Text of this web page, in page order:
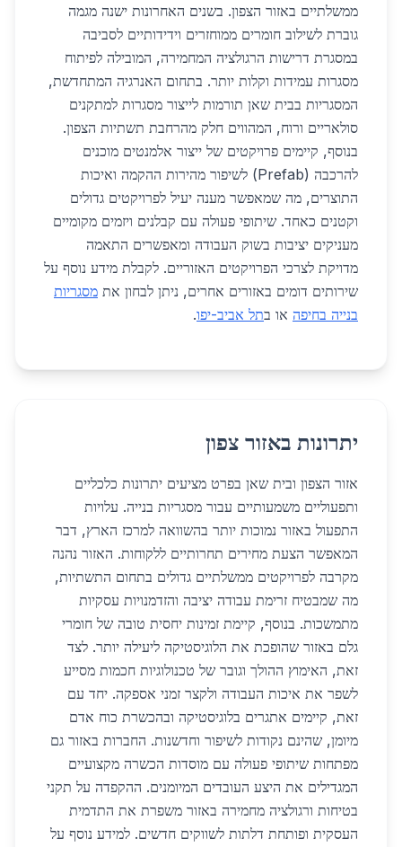
ממשלתיים באזור הצפון. בשנים האחרונות ישנה מגמה
גוברת לשילוב חומרים ממוחזרים וידידותיים לסביבה
במסגרת דרישות הרגולציה המחמירה, המובילה לפיתוח
מסגרות עמידות וקלות יותר. בתחום האנרגיה המתחדשת,
המסגריות בבית שאן תורמות לייצור מסגרות למתקנים
סולאריים ורוח, המהווים חלק מהרחבת תשתיות הצפון.
בנוסף, קיימים פרויקטים של ייצור אלמנטים מוכנים
להרכבה (Prefab) לשיפור מהירות ההקמה ואיכות
התוצרים, מה שמאפשר מענה יעיל לפרויקטים גדולים
וקטנים כאחד. שיתופי פעולה עם קבלנים ויזמים מקומיים
מעניקים יציבות בשוק העבודה ומאפשרים התאמה
מדויקת לצרכי הפרויקטים האזוריים. לקבלת מידע נוסף על
שירותים דומים באזורים אחרים, ניתן לבחון את מסגריות
בנייה בחיפה או בתל אביב-יפו.
יתרונות באזור צפון
אזור הצפון ובית שאן בפרט מציעים יתרונות כלכליים
ותפעוליים משמעותיים עבור מסגריות בנייה. עלויות
התפעול באזור נמוכות יותר בהשוואה למרכז הארץ, דבר
המאפשר הצעת מחירים תחרותיים ללקוחות. האזור נהנה
מקרבה לפרויקטים ממשלתיים גדולים בתחום התשתיות,
מה שמבטיח זרימת עבודה יציבה והזדמנויות עסקיות
מתמשכות. בנוסף, קיימת זמינות יחסית טובה של חומרי
גלם באזור שהופכת את הלוגיסטיקה ליעילה יותר. לצד
זאת, האימוץ ההולך וגובר של טכנולוגיות חכמות מסייע
לשפר את איכות העבודה ולקצר זמני אספקה. יחד עם
זאת, קיימים אתגרים בלוגיסטיקה ובהכשרת כוח אדם
מיומן, שהינם נקודות לשיפור וחדשנות. החברות באזור גם
מפתחות שיתופי פעולה עם מוסדות הכשרה מקצועיים
המגדילים את היצע העובדים המיומנים. ההקפדה על תקני
בטיחות ורגולציה מחמירה באזור משפרת את התדמית
העסקית ופותחת דלתות לשווקים חדשים. למידע נוסף על